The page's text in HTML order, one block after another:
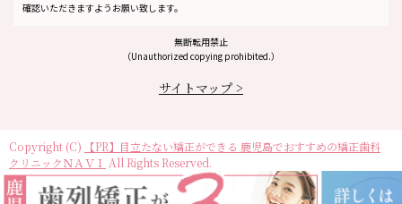
確認いただきますようお願い致します。
無断転用禁止
（Unauthorized copying prohibited.）
サイトマップ >
Copyright (C)
目立たない矯正ができる 鹿児島でおすすめの矯正歯科
クリニックＮＡＶＩ All Rights Reserved.